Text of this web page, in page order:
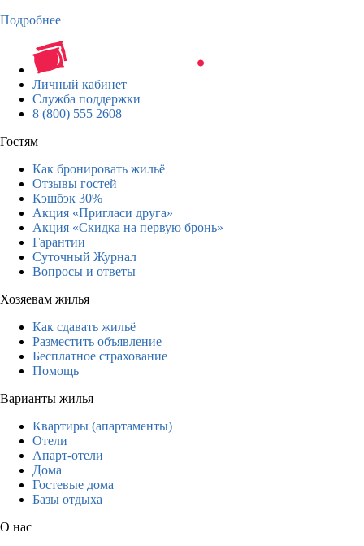
Подробнее
Личный кабинет
Служба поддержки
8 (800) 555 2608
Гостям
Как бронировать жильё
Отзывы гостей
Кэшбэк 30%
Акция «Пригласи друга»
Акция «Скидка на первую бронь»
Гарантии
Суточный Журнал
Вопросы и ответы
Хозяевам жилья
Как сдавать жильё
Разместить объявление
Бесплатное страхование
Помощь
Варианты жилья
Квартиры (апартаменты)
Отели
Апарт-отели
Дома
Гостевые дома
Базы отдыха
О нас